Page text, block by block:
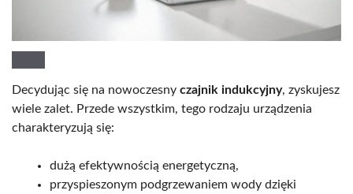
Decydując się na nowoczesny czajnik indukcyjny, zyskujesz
wiele zalet. Przede wszystkim, tego rodzaju urządzenia
charakteryzują się:
dużą efektywnością energetyczną,
przyspieszonym podgrzewaniem wody dzięki